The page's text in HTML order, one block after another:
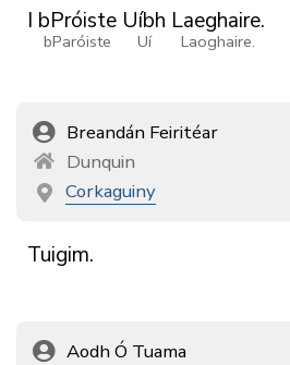
I bPróiste
bParóiste
Uíbh
Uí
Laeghaire.
Laoghaire.
Breandán Feiritéar
Dunquin
Corkaguiny
Tuigim.
Aodh Ó Tuama